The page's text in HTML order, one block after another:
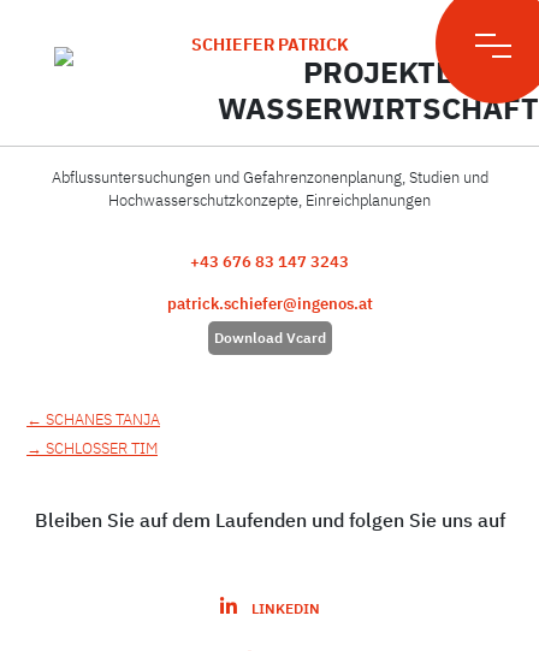
content
SCHIEFER PATRICK
PROJEKTLEITER
WASSERWIRTSCHAFT
Abflussuntersuchungen und Gefahrenzonenplanung, Studien und
Hochwasserschutzkonzepte, Einreichplanungen
+43 676 83 147 3243
patrick.schiefer@ingenos.at
Download Vcard
Beitragsnavigation
← SCHANES TANJA
→ SCHLOSSER TIM
Bleiben Sie auf dem Laufenden und folgen Sie uns auf
LINKEDIN